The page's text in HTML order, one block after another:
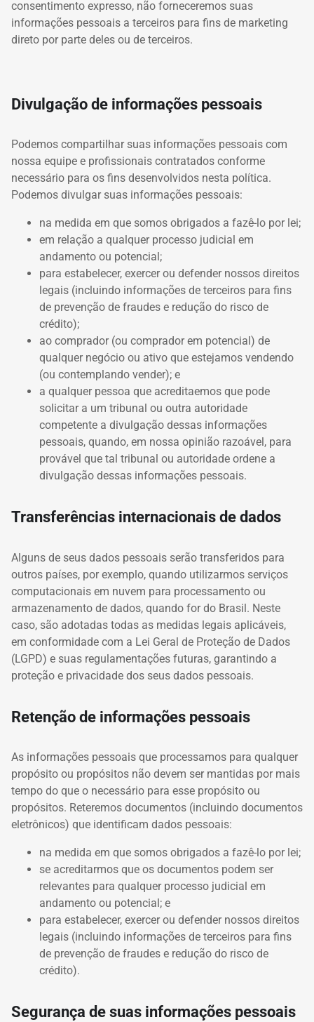
consentimento expresso, não forneceremos suas
informações pessoais a terceiros para fins de marketing
direto por parte deles ou de terceiros.
Divulgação de informações pessoais
Podemos compartilhar suas informações pessoais com
nossa equipe e profissionais contratados conforme
necessário para os fins desenvolvidos nesta política.
Podemos divulgar suas informações pessoais:
na medida em que somos obrigados a fazê-lo por lei;
em relação a qualquer processo judicial em
andamento ou potencial;
para estabelecer, exercer ou defender nossos direitos
legais (incluindo informações de terceiros para fins
de prevenção de fraudes e redução do risco de
crédito);
ao comprador (ou comprador em potencial) de
qualquer negócio ou ativo que estejamos vendendo
(ou contemplando vender); e
a qualquer pessoa que acreditaemos que pode
solicitar a um tribunal ou outra autoridade
competente a divulgação dessas informações
pessoais, quando, em nossa opinião razoável, para
provável que tal tribunal ou autoridade ordene a
divulgação dessas informações pessoais.
Transferências internacionais de dados
Alguns de seus dados pessoais serão transferidos para
outros países, por exemplo, quando utilizarmos serviços
computacionais em nuvem para processamento ou
armazenamento de dados, quando for do Brasil. Neste
caso, são adotadas todas as medidas legais aplicáveis,
em conformidade com a Lei Geral de Proteção de Dados
(LGPD) e suas regulamentações futuras, garantindo a
proteção e privacidade dos seus dados pessoais.
Retenção de informações pessoais
As informações pessoais que processamos para qualquer
propósito ou propósitos não devem ser mantidas por mais
tempo do que o necessário para esse propósito ou
propósitos. Reteremos documentos (incluindo documentos
eletrônicos) que identificam dados pessoais:
na medida em que somos obrigados a fazê-lo por lei;
se acreditarmos que os documentos podem ser
relevantes para qualquer processo judicial em
andamento ou potencial; e
para estabelecer, exercer ou defender nossos direitos
legais (incluindo informações de terceiros para fins
de prevenção de fraudes e redução do risco de
crédito).
Segurança de suas informações pessoais